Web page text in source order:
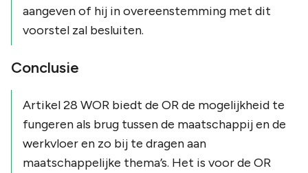
aangeven of hij in overeenstemming met dit
voorstel zal besluiten.
Conclusie
Artikel 28 WOR biedt de OR de mogelijkheid te
fungeren als brug tussen de maatschappij en de
werkvloer en zo bij te dragen aan
maatschappelijke thema’s. Het is voor de OR